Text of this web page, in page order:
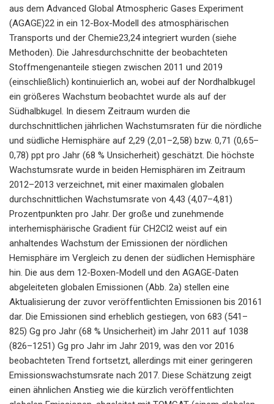
aus dem Advanced Global Atmospheric Gases Experiment
(AGAGE)22 in ein 12-Box-Modell des atmosphärischen
Transports und der Chemie23,24 integriert wurden (siehe
Methoden). Die Jahresdurchschnitte der beobachteten
Stoffmengenanteile stiegen zwischen 2011 und 2019
(einschließlich) kontinuierlich an, wobei auf der Nordhalbkugel
ein größeres Wachstum beobachtet wurde als auf der
Südhalbkugel. In diesem Zeitraum wurden die
durchschnittlichen jährlichen Wachstumsraten für die nördliche
und südliche Hemisphäre auf 2,29 (2,01–2,58) bzw. 0,71 (0,65–
0,78) ppt pro Jahr (68 % Unsicherheit) geschätzt. Die höchste
Wachstumsrate wurde in beiden Hemisphären im Zeitraum
2012–2013 verzeichnet, mit einer maximalen globalen
durchschnittlichen Wachstumsrate von 4,43 (4,07–4,81)
Prozentpunkten pro Jahr. Der große und zunehmende
interhemisphärische Gradient für CH2Cl2 weist auf ein
anhaltendes Wachstum der Emissionen der nördlichen
Hemisphäre im Vergleich zu denen der südlichen Hemisphäre
hin. Die aus dem 12-Boxen-Modell und den AGAGE-Daten
abgeleiteten globalen Emissionen (Abb. 2a) stellen eine
Aktualisierung der zuvor veröffentlichten Emissionen bis 20161
dar. Die Emissionen sind erheblich gestiegen, von 683 (541–
825) Gg pro Jahr (68 % Unsicherheit) im Jahr 2011 auf 1038
(826–1251) Gg pro Jahr im Jahr 2019, was den vor 2016
beobachteten Trend fortsetzt, allerdings mit einer geringeren
Emissionswachstumsrate nach 2017. Diese Schätzung zeigt
einen ähnlichen Anstieg wie die kürzlich veröffentlichten